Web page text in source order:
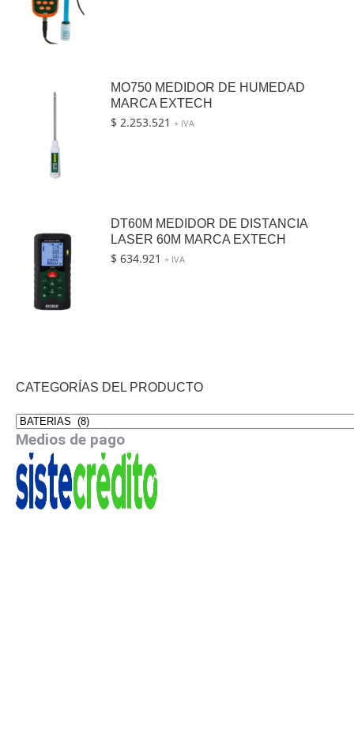
MO750 MEDIDOR DE HUMEDAD
MARCA EXTECH
$ 2.253.521 + IVA
DT60M MEDIDOR DE DISTANCIA
LASER 60M MARCA EXTECH
$ 634.921 + IVA
CATEGORÍAS DEL PRODUCTO
Medios de pago